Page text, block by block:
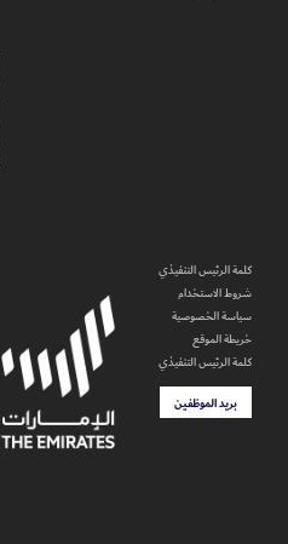
كلمة الرئيس التنفيذي
شروط الاستخدام
سياسة الخصوصية
خريطة الموقع
كلمة الرئيس التنفيذي
بريد الموظفين